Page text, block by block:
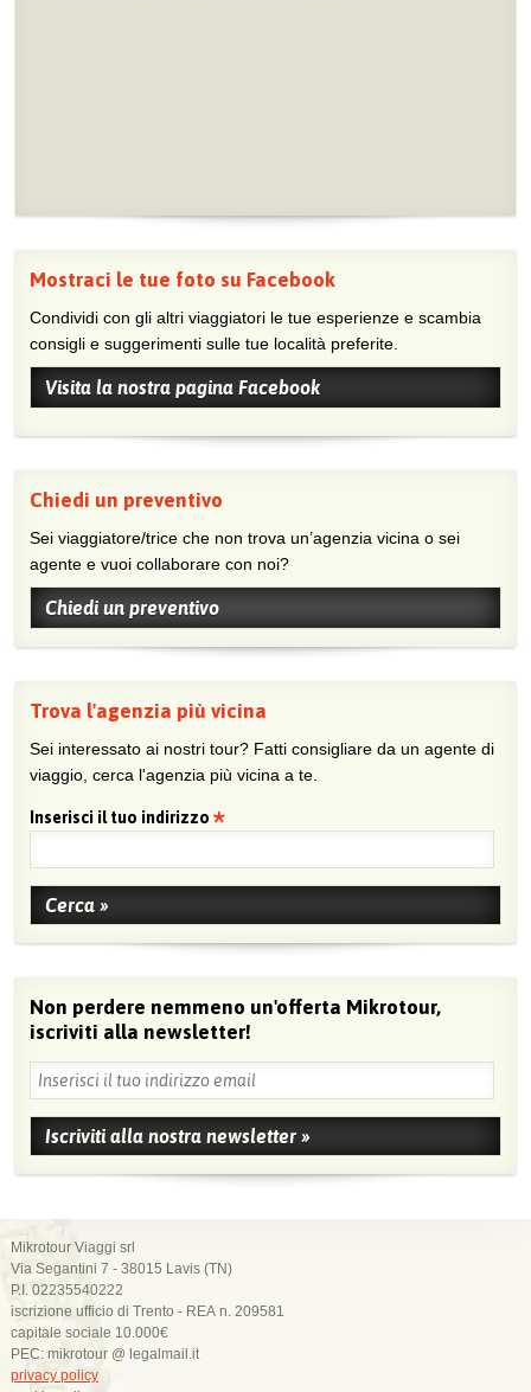
Mostraci le tue foto su Facebook
Condividi con gli altri viaggiatori le tue esperienze e scambia
consigli e suggerimenti sulle tue località preferite.
Visita la nostra pagina Facebook
Chiedi un preventivo
Sei viaggiatore/trice che non trova un’agenzia vicina o sei
agente e vuoi collaborare con noi?
Chiedi un preventivo
Trova l'agenzia più vicina
Sei interessato ai nostri tour? Fatti consigliare da un agente di
viaggio, cerca l'agenzia più vicina a te.
Inserisci il tuo indirizzo
Non perdere nemmeno un'offerta Mikrotour,
iscriviti alla newsletter!
Mikrotour Viaggi srl
Via Segantini 7 - 38015 Lavis (TN)
P.I. 02235540222
iscrizione ufficio di Trento - REA n. 209581
capitale sociale 10.000€
PEC: mikrotour @ legalmail.it
privacy policy